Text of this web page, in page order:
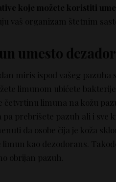
koje možete koristiti
vaš organizam štetnim
umesto
miris ispod vašeg
limunom ubićete
četvrtinu limuna na kožu
prebrišete pazuh ali i sve
da osobe čija je koža
limun kao dezodorans.
obrijan pazuh.